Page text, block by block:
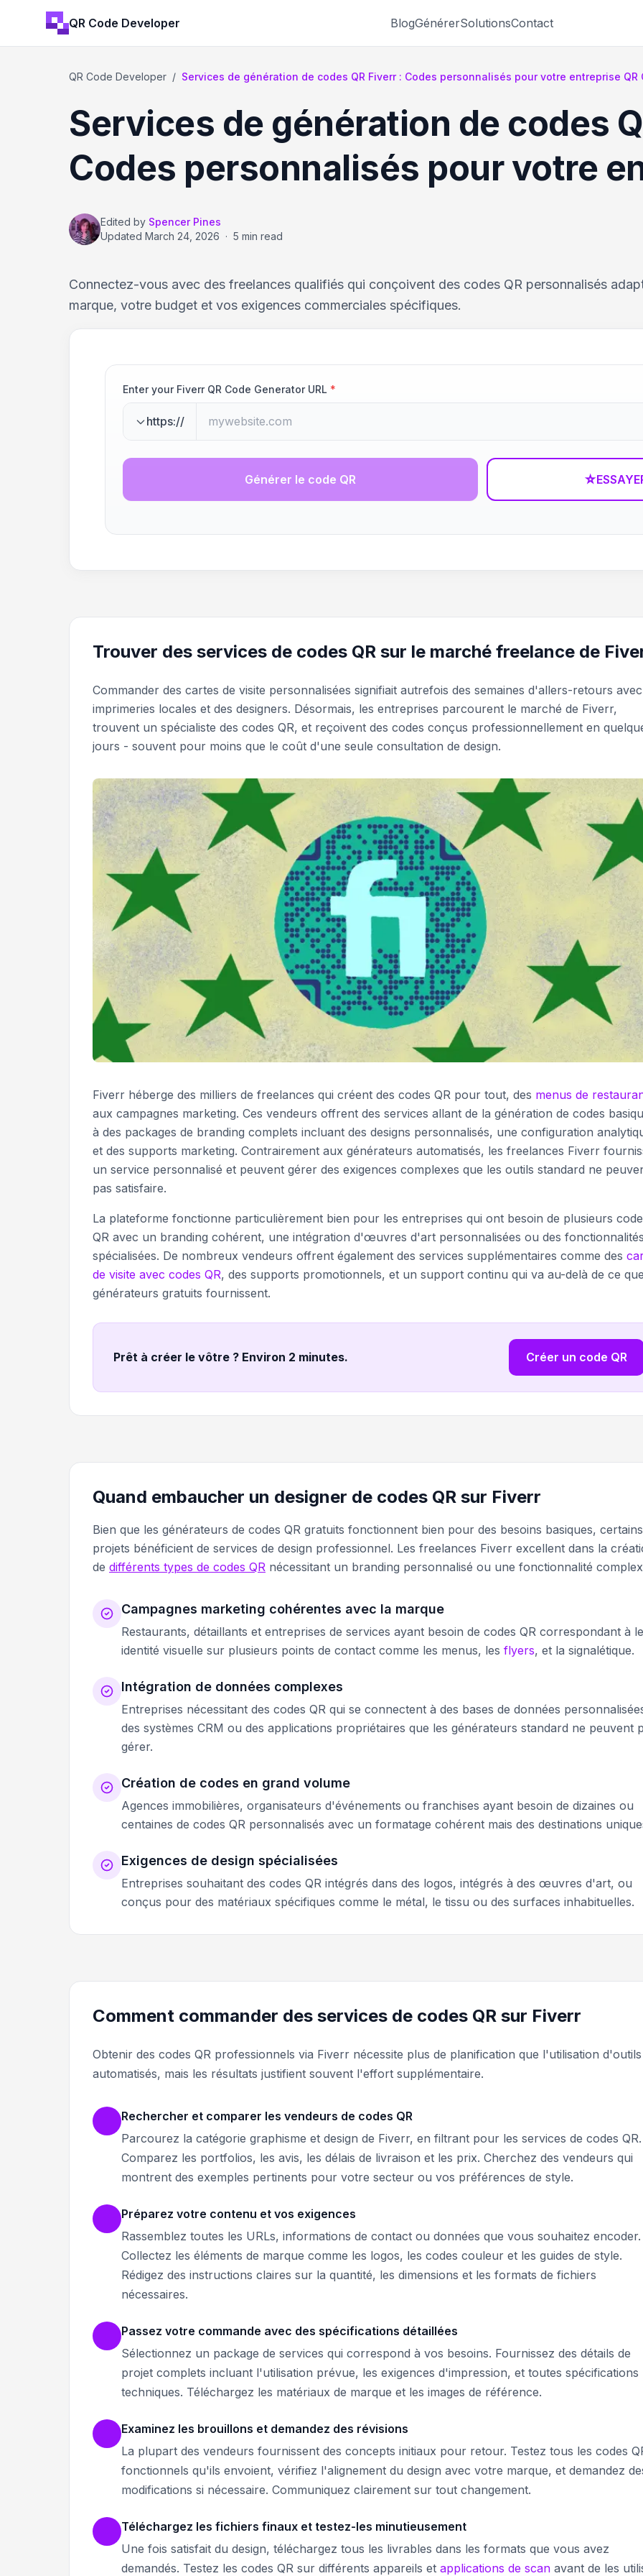
QR Code Developer BlogGénérerSolutionsContact
QR Code Developer / Services de génération de codes QR Fiverr : Codes personnalisés pour votre entreprise QR
Services de génération de codes
Codes personnalisés pour votre
Edited by Spencer Pines
Updated March 24, 2026 · 5 min read
Connectez-vous avec des freelances qualifiés qui conçoivent des codes QR personnalisés
marque, votre budget et vos exigences commerciales spécifiques.
Enter your Fiverr QR Code Generator URL *
https://
Générer le code QR ☆
Trouver des services de codes QR sur le marché freelance de
Commander des cartes de visite personnalisées signifiait autrefois des semaines d'allers-retours
imprimeries locales et des designers. Désormais, les entreprises parcourent le marché de Fiverr,
trouvent un spécialiste des codes QR, et reçoivent des codes conçus professionnellement en
jours - souvent pour moins que le coût d'une seule consultation de design.
Fiverr héberge des milliers de freelances qui créent des codes QR pour tout, des menus de
aux campagnes marketing. Ces vendeurs offrent des services allant de la génération de codes
à des packages de branding complets incluant des designs personnalisés, une configuration
et des supports marketing. Contrairement aux générateurs automatisés, les freelances Fiverr
un service personnalisé et peuvent gérer des exigences complexes que les outils standard ne
pas satisfaire.
La plateforme fonctionne particulièrement bien pour les entreprises qui ont besoin de plusieurs
QR avec un branding cohérent, une intégration d'œuvres d'art personnalisées ou des fonctionnalités
spécialisées. De nombreux vendeurs offrent également des services supplémentaires comme des
de visite avec codes QR, des supports promotionnels, et un support continu qui va au-delà de ce
générateurs gratuits fournissent.
Prêt à créer le vôtre ? Environ 2 minutes. Créer un code QR
Quand embaucher un designer de codes QR sur Fiverr
Bien que les générateurs de codes QR gratuits fonctionnent bien pour des besoins basiques, certains
projets bénéficient de services de design professionnel. Les freelances Fiverr excellent dans la
de différents types de codes QR nécessitant un branding personnalisé ou une fonctionnalité
Campagnes marketing cohérentes avec la marque
Restaurants, détaillants et entreprises de services ayant besoin de codes QR correspondant à
identité visuelle sur plusieurs points de contact comme les menus, les flyers, et la signalétique.
Intégration de données complexes
Entreprises nécessitant des codes QR qui se connectent à des bases de données
des systèmes CRM ou des applications propriétaires que les générateurs standard ne peuvent
gérer.
Création de codes en grand volume
Agences immobilières, organisateurs d'événements ou franchises ayant besoin de dizaines ou
centaines de codes QR personnalisés avec un formatage cohérent mais des destinations
Exigences de design spécialisées
Entreprises souhaitant des codes QR intégrés dans des logos, intégrés à des œuvres d'art, ou
conçus pour des matériaux spécifiques comme le métal, le tissu ou des surfaces inhabituelles.
Comment commander des services de codes QR sur Fiverr
Obtenir des codes QR professionnels via Fiverr nécessite plus de planification que l'utilisation d'outils
automatisés, mais les résultats justifient souvent l'effort supplémentaire.
Rechercher et comparer les vendeurs de codes QR
Parcourez la catégorie graphisme et design de Fiverr, en filtrant pour les services de codes QR.
Comparez les portfolios, les avis, les délais de livraison et les prix. Cherchez des vendeurs qui
montrent des exemples pertinents pour votre secteur ou vos préférences de style.
Préparez votre contenu et vos exigences
Rassemblez toutes les URLs, informations de contact ou données que vous souhaitez encoder.
Collectez les éléments de marque comme les logos, les codes couleur et les guides de style.
Rédigez des instructions claires sur la quantité, les dimensions et les formats de fichiers
nécessaires.
Passez votre commande avec des spécifications détaillées
Sélectionnez un package de services qui correspond à vos besoins. Fournissez des détails de
projet complets incluant l'utilisation prévue, les exigences d'impression, et toutes spécifications
techniques. Téléchargez les matériaux de marque et les images de référence.
Examinez les brouillons et demandez des révisions
La plupart des vendeurs fournissent des concepts initiaux pour retour. Testez tous les codes
fonctionnels qu'ils envoient, vérifiez l'alignement du design avec votre marque, et demandez
modifications si nécessaire. Communiquez clairement sur tout changement.
Téléchargez les fichiers finaux et testez-les minutieusement
Une fois satisfait du design, téléchargez tous les livrables dans les formats que vous avez
demandés. Testez les codes QR sur différents appareils et applications de scan avant de les